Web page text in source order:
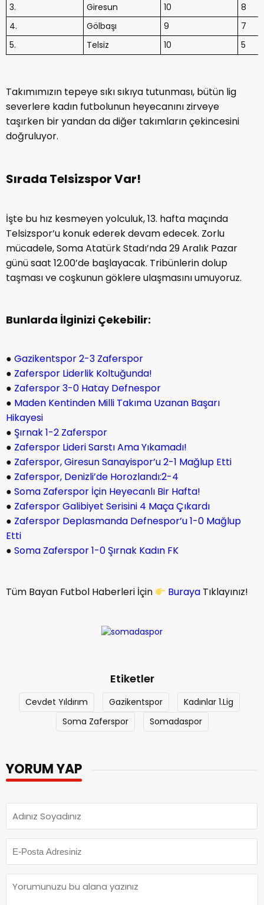
3. Giresun 10
8
4.
Gölbaşı 9
7
5.
Telsiz 10 5
Takımımızın tepeye sıkı sıkıya tutunması, bütün lig
severlere kadın futbolunun heyecanını zirveye
taşırken bir yandan da diğer takımların çekincesini
doğruluyor.
Sırada Telsizspor Var!
İşte bu hız kesmeyen yolculuk, 13. hafta maçında
Telsizspor’u konuk ederek devam edecek. Zorlu
mücadele, Soma Atatürk Stadı’nda 29 Aralık Pazar
günü saat 12.00’de başlayacak. Tribünlerin dolup
taşması ve coşkunun göklere ulaşmasını umuyoruz.
Bunlarda İlginizi Çekebilir:
● Gazikentspor 2-3 Zaferspor
● Zaferspor Liderlik Koltuğunda!
● Zaferspor 3-0 Hatay Defnespor
● Maden Kentinden Milli Takıma Uzanan Başarı
Hikayesi
● Şırnak 1-2 Zaferspor
● Zaferspor Lideri Sarstı Ama Yıkamadı!
● Zaferspor, Giresun Sanayispor’u 2-1 Mağlup Etti
● Zaferspor, Denizli’de Horozlandı:2-4
● Soma Zaferspor İçin Heyecanlı Bir Hafta!
● Zaferspor Galibiyet Serisini 4 Maça Çıkardı
● Zaferspor Deplasmanda Defnespor’u 1-0 Mağlup
Etti
● Soma Zaferspor 1-0 Şırnak Kadın FK
Tüm Bayan Futbol Haberleri İçin Buraya Tıklayınız!
Etiketler
Cevdet Yıldırım Gazikentspor
Kadınlar 1.Lig
Soma Zaferspor
Somadaspor
YORUM YAP